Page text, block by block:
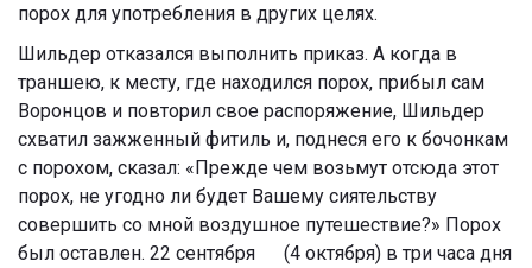
порох для употребления в других целях.
Шильдер отказался выполнить приказ. А когда в
траншею, к месту, где находился порох, прибыл сам
Воронцов и повторил свое распоряжение, Шильдер
схватил зажженный фитиль и, поднеся его к бочонкам
с порохом, сказал: «Прежде чем возьмут отсюда этот
порох, не угодно ли будет Вашему сиятельству
совершить со мной воздушное путешествие?» Порох
был оставлен. 22 сентября (4 октября) в три часа дня